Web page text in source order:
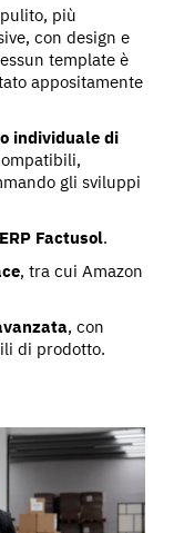
più
con design e
template è
appositamente
individuale di
gli sviluppi
Factusol.
, tra cui Amazon
, con
di prodotto.